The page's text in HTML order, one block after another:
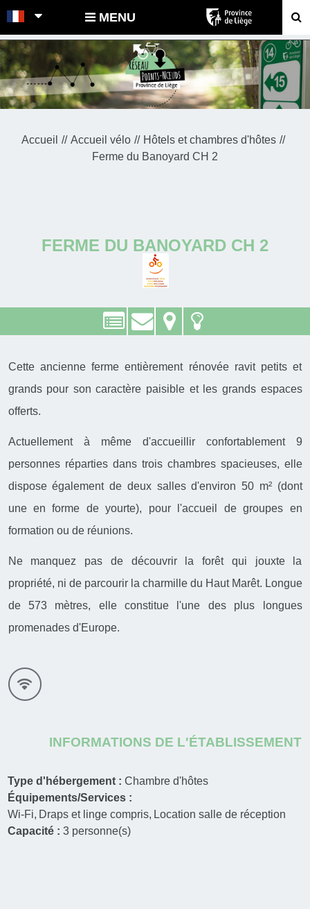
POINTS-NOEUDS MENU
Accueil Accueil vélo
Hôtels et chambres d'hôtes
Ferme du Banoyard CH 2
FERME DU BANOYARD CH 2
Cette ancienne ferme entièrement rénovée ravit petits et
grands pour son caractère paisible et les grands espaces
offerts.
Actuellement à même d'accueillir confortablement 9
personnes réparties dans trois chambres spacieuses, elle
dispose également de deux salles d'environ 50 m² (dont
une en forme de yourte), pour l'accueil de groupes en
formation ou de réunions.
Ne manquez pas de découvrir la forêt qui jouxte la
propriété, ni de parcourir la charmille du Haut Marêt. Longue
de 573 mètres, elle constitue l'une des plus longues
promenades d'Europe.
INFORMATIONS DE L'ÉTABLISSEMENT
Type d'hébergement :Chambre d'hôtes
Équipements/Services :
Wi-Fi Draps et linge compris Location salle de réception
Capacité :3 personne(s)